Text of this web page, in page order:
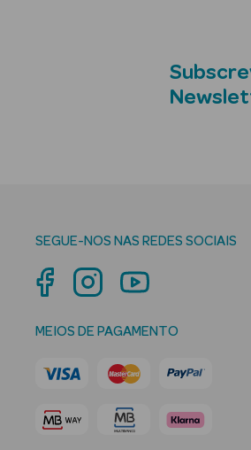
SEGUE-NOS NAS REDES SOCIAIS
MEIOS DE PAGAMENTO